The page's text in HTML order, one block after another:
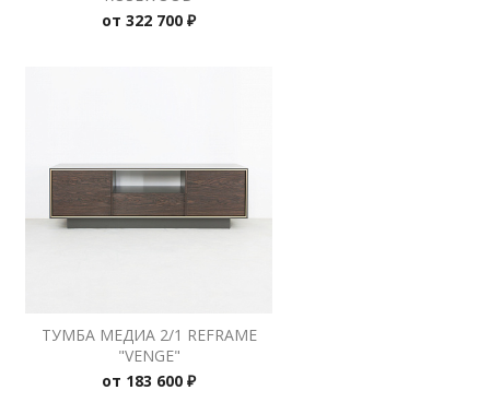
от 322 700 ₽
ТУМБА МЕДИА 2/1 REFRAME
"VENGE"
от 183 600 ₽